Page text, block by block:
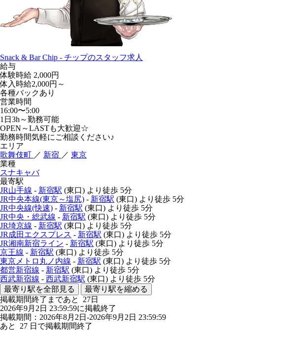
Snack & Bar Chip - チップのスタッフ求人
給与
体験時給 2,000円
体入時給2,000円～
各種バックあり
営業時間
16:00〜5:00
1日3h～勤務可能
OPEN～LASTも大歓迎☆
勤務時間気軽にご相談ください♪
エリア
歌舞伎町 ／ 新宿 ／ 東京
業種
スナキャバ
最寄駅
JR山手線 - 新宿駅 (東口) より徒歩 5分
JR中央本線(東京～塩尻) - 新宿駅 (東口) より徒歩 5分
JR中央線(快速) - 新宿駅 (東口) より徒歩 5分
JR中央・総武線 - 新宿駅 (東口) より徒歩 5分
JR埼京線 - 新宿駅 (東口) より徒歩 5分
JR成田エクスプレス - 新宿駅 (東口) より徒歩 5分
JR湘南新宿ライン - 新宿駅 (東口) より徒歩 5分
京王線 - 新宿駅 (東口) より徒歩 5分
東京メトロ丸ノ内線 - 新宿駅 (東口) より徒歩 5分
都営新宿線 - 新宿駅 (東口) より徒歩 5分
西武新宿線 - 西武新宿駅 (東口) より徒歩 5分
最寄り駅を全部見る
最寄り駅を縮める
掲載期間終了まであと 27日
2026年9月2日 23:59:59に掲載終了
掲載期間：2026年8月2日-2026年9月2日 23:59:59
あと 27 日で掲載期間終了